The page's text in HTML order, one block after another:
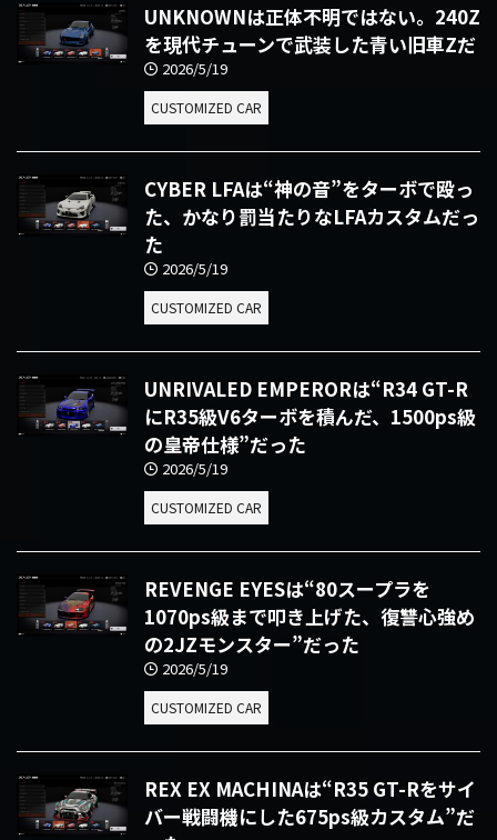
UNKNOWNは正体不明ではない。240Z
を現代チューンで武装した青い旧車Zだ
2026/5/19
CUSTOMIZED CAR
CYBER LFAは“神の音”をターボで殴っ
た、かなり罰当たりなLFAカスタムだっ
た
2026/5/19
CUSTOMIZED CAR
UNRIVALED EMPERORは“R34 GT-R
にR35級V6ターボを積んだ、1500ps級
の皇帝仕様”だった
2026/5/19
CUSTOMIZED CAR
REVENGE EYESは“80スープラを
1070ps級まで叩き上げた、復讐心強め
の2JZモンスター”だった
2026/5/19
CUSTOMIZED CAR
REX EX MACHINAは“R35 GT-Rをサイ
バー戦闘機にした675ps級カスタム”だ